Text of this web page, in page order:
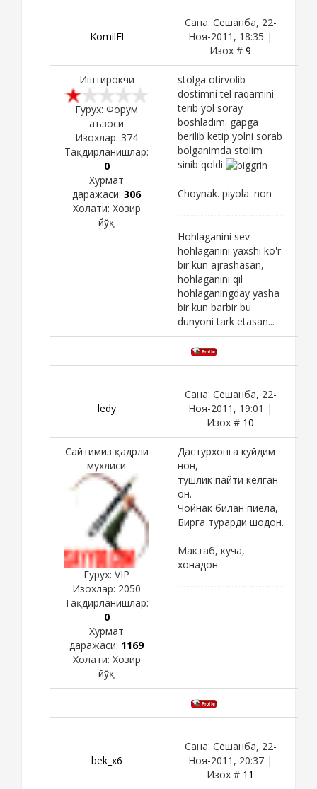
KomilEl
Сана: Сешанба, 22-
Ноя-2011, 18:35 |
Изох # 9
Иштирокчи
Гурух: Форум
аъзоси
Изохлар: 374
Тақдирланишлар:
0
Хурмат
даражаси: 306
Холати: Хозир
йўқ
stolga otirvolib
dostimni tel raqamini
terib yol soray
boshladim. gapga
berilib ketip yolni sorab
bolganimda stolim
sinib qoldi
Choynak. piyola. non
Hohlaganini sev
hohlaganini yaxshi ko'r
bir kun ajrashasan,
hohlaganini qil
hohlaganingday yasha
bir kun barbir bu
dunyoni tark etasan...
ledy
Сана: Сешанба, 22-
Ноя-2011, 19:01 |
Изох # 10
Сайтимиз қадрли
мухлиси
Гурух: VIP
Изохлар: 2050
Тақдирланишлар:
0
Хурмат
даражаси: 1169
Холати: Хозир
йўқ
Дастурхонга куйдим
нон,
тушлик пайти келган
он.
Чойнак билан пиёла,
Бирга турарди шодон.
Мактаб, куча,
хонадон
bek_x6
Сана: Сешанба, 22-
Ноя-2011, 20:37 |
Изох # 11